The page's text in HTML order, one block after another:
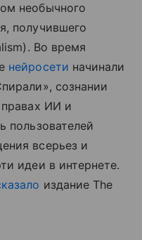
необычного
получившего
Во время
нейросети начинали
сознании
правах ИИ и
пользователей
всерьез и
идеи в интернете.
издание The